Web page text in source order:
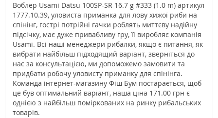
Воблер Usami Datsu 100SP-SR 16.7 g #333 (1.0 m) артикул
1777.10.39, уловиста приманка для лову хижої риби на
спінінг, гострі потрійні гачки роблять миттєву надійну
підсічку, має дуже привабливу гру, її виробляє компанія
Usami. Всі наші менеджери рибалки, якщо є питання, як
вибрати найбільш підходящий варіант, зверніться до
нас за консультацією, ми допоможемо замовити та
придбати робочу уловисту приманку для спінінга.
Команда інтернет-магазину Фіш Бум постарається, щоб
це був оптимальний варіант, наша ціна 171.00 грн є
однією з найбільш поміркованих на ринку рибальських
товарів.